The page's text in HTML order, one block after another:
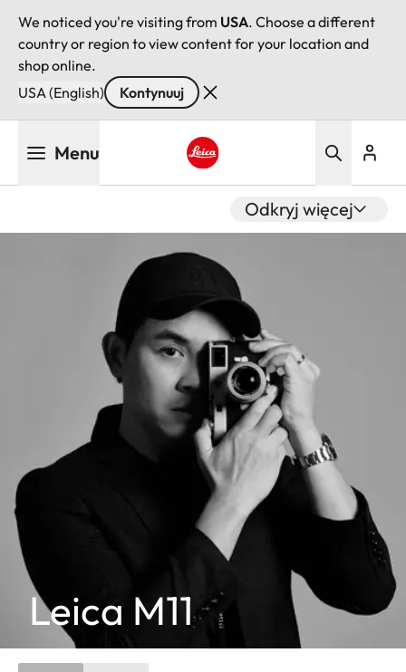
We noticed you're visiting from USA. Choose a different
country or region to view content for your location and
shop online.
USA (English)
Kontynuuj
Menu
Odkryj więcej
Leica M11